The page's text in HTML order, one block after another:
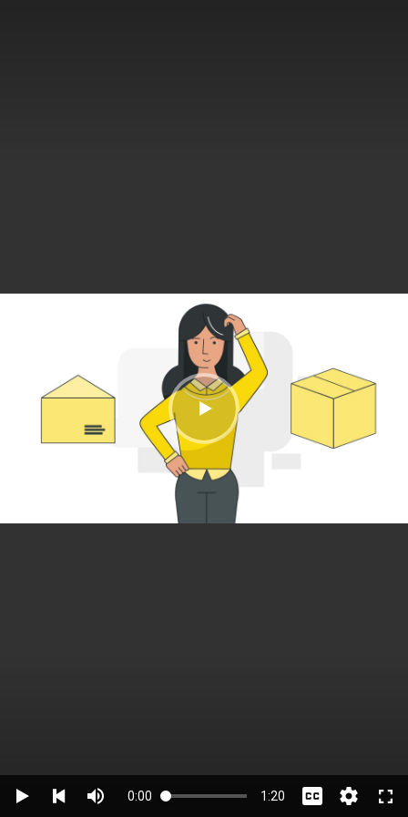
0:00 1:20